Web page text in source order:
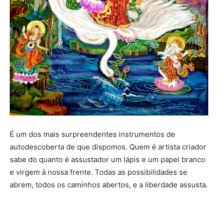
É um dos mais surpreendentes instrumentos de
autodescoberta de que dispomos. Quem é artista criador
sabe do quanto é assustador um lápis e um papel branco
e virgem à nossa frente. Todas as possibilidades se
abrem, todos os caminhos abertos, e a liberdade assusta.